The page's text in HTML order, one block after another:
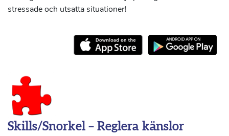
stressade och utsatta situationer!
Skills/Snorkel – Reglera känslor